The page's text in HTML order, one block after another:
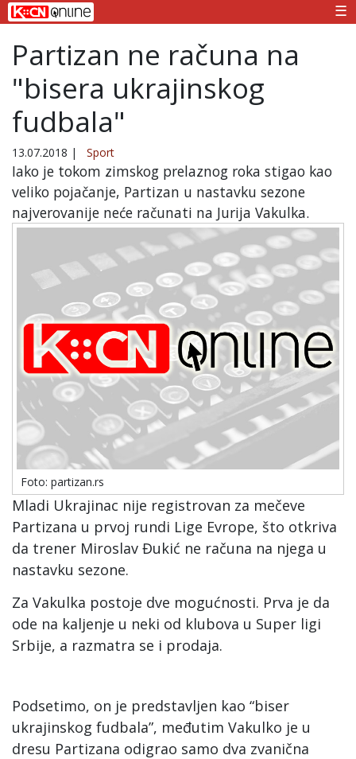
☰
Partizan ne računa na
"bisera ukrajinskog
fudbala"
13.07.2018 | Sport
Iako je tokom zimskog prelaznog roka stigao kao
veliko pojačanje, Partizan u nastavku sezone
najverovanije neće računati na Jurija Vakulka.
Foto: partizan.rs
Mladi Ukrajinac nije registrovan za mečeve
Partizana u prvoj rundi Lige Evrope, što otkriva
da trener Miroslav Đukić ne računa na njega u
nastavku sezone.
Za Vakulka postoje dve mogućnosti. Prva je da
ode na kaljenje u neki od klubova u Super ligi
Srbije, a razmatra se i prodaja.
Podsetimo, on je predstavljen kao “biser
ukrajinskog fudbala”, međutim Vakulko je u
dresu Partizana odigrao samo dva zvanična